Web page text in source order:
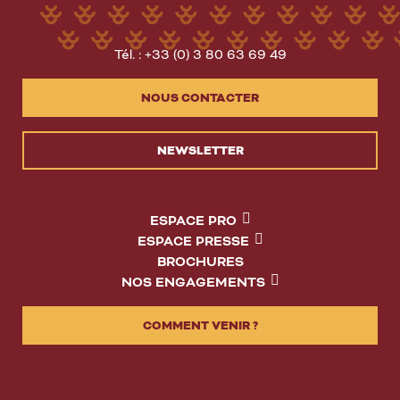
Tél. : +33 (0) 3 80 63 69 49
NOUS CONTACTER
NEWSLETTER
ESPACE PRO
ESPACE PRESSE
BROCHURES
NOS ENGAGEMENTS
COMMENT VENIR ?